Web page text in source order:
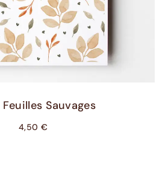
Au Panier
Sauvages
4,50 €